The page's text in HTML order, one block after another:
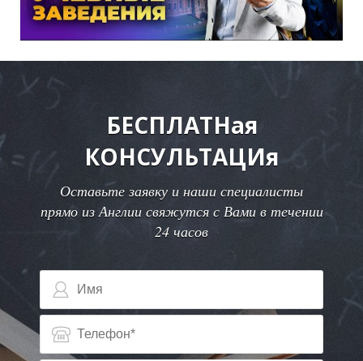
О
БЕСПЛАТНая
КОНСУЛЬТАЦИя
Оставьте заявку и наши специалисты
прямо из Англии свяжутся с Вами в течении
24 часов